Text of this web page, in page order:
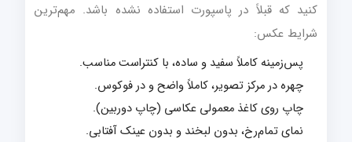
کنید که قبلاً در پاسپورت استفاده نشده باشد. مهم‌ترین
شرایط عکس:
پس‌زمینه کاملاً سفید و ساده، با کنتراست مناسب.
چهره در مرکز تصویر، کاملاً واضح و در فوکوس.
چاپ روی کاغذ معمولی عکاسی (چاپ دوربین).
نمای تمام‌رخ، بدون لبخند و بدون عینک آفتابی.